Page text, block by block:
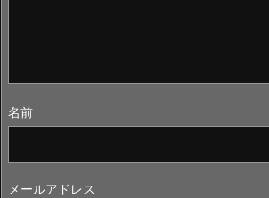
名前
メールアドレス